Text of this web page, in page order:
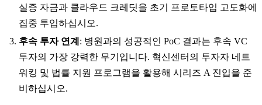
실증 자금과 클라우드 크레딧을 초기 프로토타입 고도화에
집중 투입하십시오.
후속 투자 연계 : 병원과의 성공적인 PoC 결과는 후속 VC
투자의 가장 강력한 무기입니다. 혁신센터의 투자자 네트
워킹 및 법률 지원 프로그램을 활용해 시리즈 A 진입을 준
비하십시오.